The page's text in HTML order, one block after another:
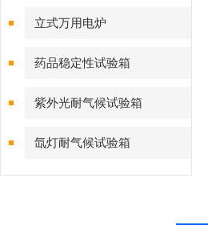
立式万用电炉
药品稳定性试验箱
紫外光耐气候试验箱
氙灯耐气候试验箱